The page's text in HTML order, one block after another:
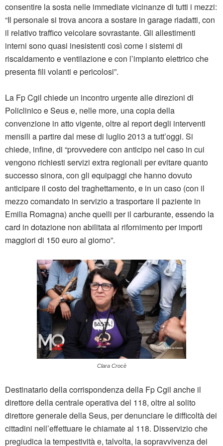
consentire la sosta nelle immediate vicinanze di tutti i mezzi:
“Il personale si trova ancora a sostare in garage riadatti, con
il relativo traffico veicolare sovrastante. Gli allestimenti
interni sono quasi inesistenti così come i sistemi di
riscaldamento e ventilazione e con l’impianto elettrico che
presenta fili volanti e pericolosi”.
La Fp Cgil chiede un incontro urgente alle direzioni di
Policlinico e Seus e, nelle more, una copia della
convenzione in atto vigente, oltre al report degli interventi
mensili a partire dal mese di luglio 2013 a tutt’oggi. Si
chiede, infine, di “provvedere con anticipo nel caso in cui
vengono richiesti servizi extra regionali per evitare quanto
successo sinora, con gli equipaggi che hanno dovuto
anticipare il costo del traghettamento, e in un caso (con il
mezzo comandato in servizio a trasportare il paziente in
Emilia Romagna) anche quelli per il carburante, essendo la
card in dotazione non abilitata al rifornimento per importi
maggiori di 150 euro al giorno”.
Clara Crocè
Destinatario della corrispondenza della Fp Cgil anche il
direttore della centrale operativa del 118, oltre al solito
direttore generale della Seus, per denunciare le difficoltà dei
cittadini nell’effettuare le chiamate al 118. Disservizio che
pregiudica la tempestività e, talvolta, la sopravvivenza dei